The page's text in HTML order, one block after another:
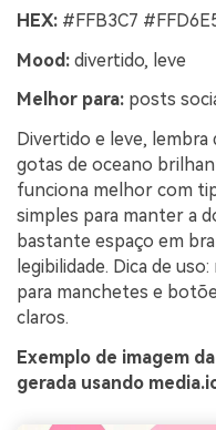
HEX: #FFB3C7
Mood: divertido, leve
Melhor para: posts
Divertido e leve,
gotas de oceano
funciona melhor com
simples para manter a
bastante espaço em
legibilidade. Dica de
para manchetes e
claros.
Exemplo de imagem
gerada usando